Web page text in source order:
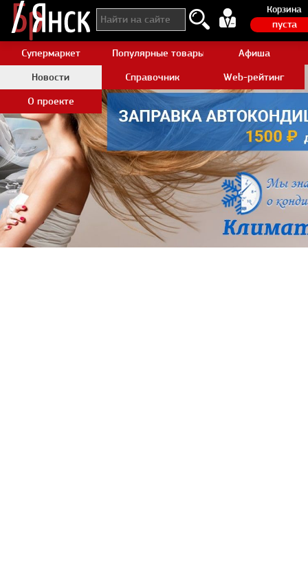
Корзина
пуста
Супермаркет Популярные товары AliexpressАфиша
Новости
Справочник
Web-рейтинг
О проекте